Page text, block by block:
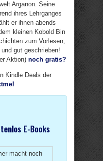
Arganon. Seine
ihres Lehrganges
er ihnen abends
kleinen Kobold Bin
zum Vorlesen,
gut geschrieben!
Aktion) noch gratis?
Kindle Deals der
E-Books